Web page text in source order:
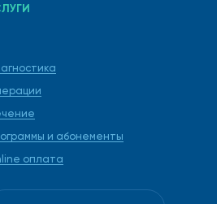
и абонементы
оплата